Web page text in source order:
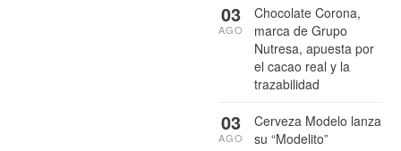
Chocolate Corona,
marca de Grupo
Nutresa, apuesta por
el cacao real y la
trazabilidad
03
AGO
Cerveza Modelo lanza
su “Modelito”
03
AGO